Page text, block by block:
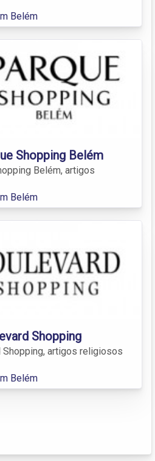
Belém
Shopping Belém
Belém, artigos
Belém
Shopping
artigos religiosos
Belém